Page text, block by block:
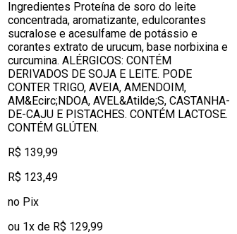
Ingredientes Proteína de soro do leite
concentrada, aromatizante, edulcorantes
sucralose e acesulfame de potássio e
corantes extrato de urucum, base norbixina e
curcumina. ALÉRGICOS: CONTÉM
DERIVADOS DE SOJA E LEITE. PODE
CONTER TRIGO, AVEIA, AMENDOIM,
AM&Ecirc;NDOA, AVEL&Atilde;S, CASTANHA-
DE-CAJU E PISTACHES. CONTÉM LACTOSE.
CONTÉM GLÚTEN.
R$ 139,99
R$ 123,49
no Pix
ou 1x de R$ 129,99